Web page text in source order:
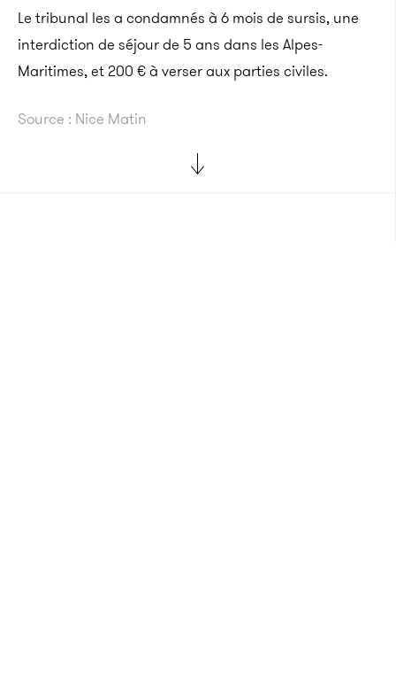
Le tribunal les a condamnés à 6 mois de sursis, une
interdiction de séjour de 5 ans dans les Alpes-
Maritimes, et 200 € à verser aux parties civiles.
Source : Nice Matin